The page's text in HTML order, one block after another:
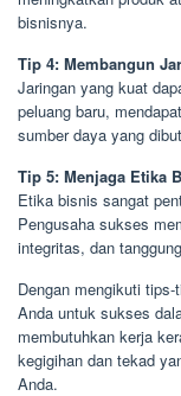
bisnisnya.
Tip 4: Membangun
Jaringan yang kuat
peluang baru,
sumber daya yang
Tip 5: Menjaga Etika
Etika bisnis sangat
Pengusaha sukses
integritas, dan
Dengan mengikuti
Anda untuk sukses
membutuhkan kerja
kegigihan dan tekad
Anda.